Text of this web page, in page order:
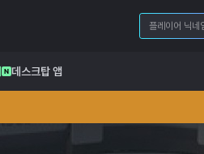
데스크탑 앱